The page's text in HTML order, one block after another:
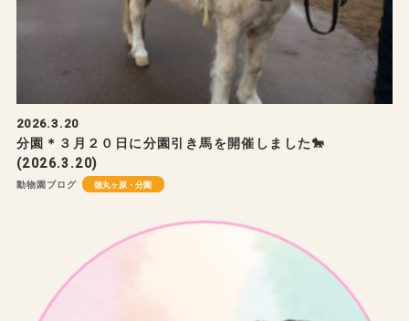
2026.3.20
分園＊３月２０日に分園引き馬を開催しました🐎
(2026.3.20)
動物園ブログ 徳丸ヶ原・分園